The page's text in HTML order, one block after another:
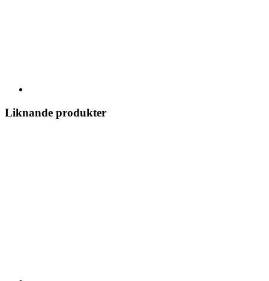
Liknande produkter